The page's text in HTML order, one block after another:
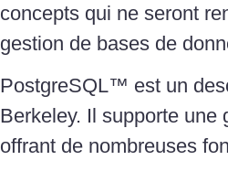
concepts qui ne seront
gestion de bases de
PostgreSQL™ est un
Berkeley. Il supporte une
offrant de nombreuses